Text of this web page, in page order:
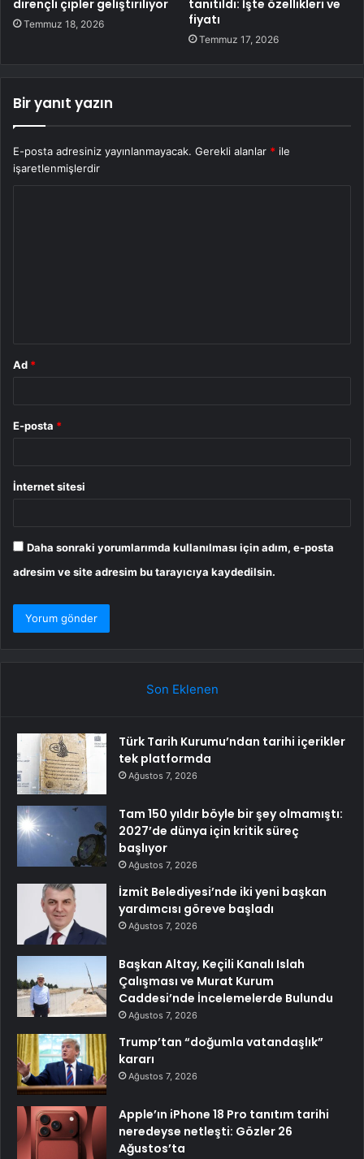
dirençli çipler geliştiriliyor
Temmuz 18, 2026
tanıtıldı: İşte özellikleri ve
fiyatı
Temmuz 17, 2026
Bir yanıt yazın
E-posta adresiniz yayınlanmayacak. Gerekli alanlar * ile
işaretlenmişlerdir
Ad *
E-posta *
İnternet sitesi
Daha sonraki yorumlarımda kullanılması için adım, e-posta
adresim ve site adresim bu tarayıcıya kaydedilsin.
Son Eklenen
Türk Tarih Kurumu’ndan tarihi içerikler
tek platformda
Ağustos 7, 2026
Tam 150 yıldır böyle bir şey olmamıştı:
2027’de dünya için kritik süreç
başlıyor
Ağustos 7, 2026
İzmit Belediyesi’nde iki yeni başkan
yardımcısı göreve başladı
Ağustos 7, 2026
Başkan Altay, Keçili Kanalı Islah
Çalışması ve Murat Kurum
Caddesi’nde İncelemelerde Bulundu
Ağustos 7, 2026
Trump’tan “doğumla vatandaşlık”
kararı
Ağustos 7, 2026
Apple’ın iPhone 18 Pro tanıtım tarihi
neredeyse netleşti: Gözler 26
Ağustos’ta